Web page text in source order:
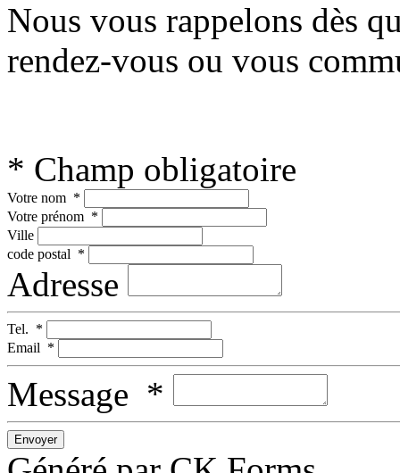
Nous vous rappelons dès
rendez-vous ou vous
* Champ obligatoire
Votre nom *
Votre prénom *
Ville
code postal *
Adresse
Tel. *
Email *
Message *